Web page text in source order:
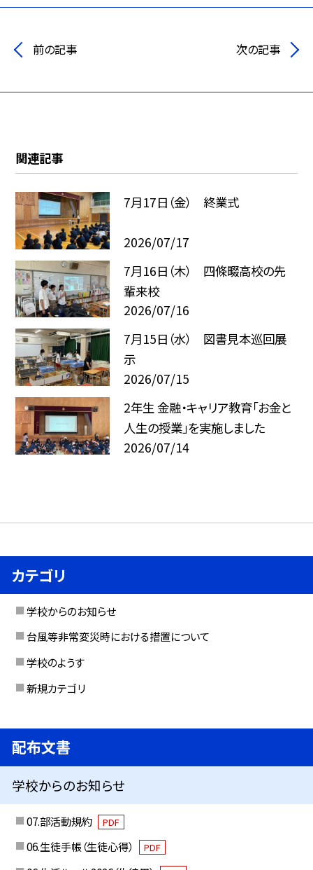
前の記事 次の記事
関連記事
7月17日（金） 終業式
2026/07/17
7月16日（木） 四條畷高校の先
輩来校
2026/07/16
7月15日（水） 図書見本巡回展
示
2026/07/15
2年生 金融・キャリア教育「お金と
人生の授業」を実施しました
2026/07/14
カテゴリ
学校からのお知らせ
台風等非常変災時における措置について
学校のようす
新規カテゴリ
配布文書
学校からのお知らせ
07.部活動規約 PDF
06.生徒手帳（生徒心得） PDF